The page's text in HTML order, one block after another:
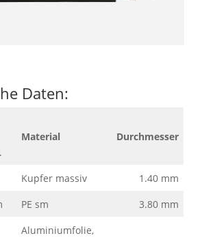
Daten:
Material Durchmesser
Kupfer massiv
1.40 mm
PE sm 3.80 mm
Aluminiumfolie,